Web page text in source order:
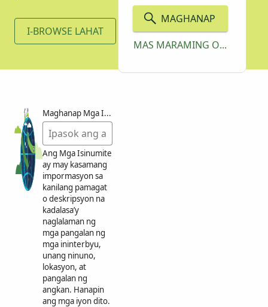
I-BROWSE LAHAT
MAGHANAP
MAS MARAMING OPSIYON
Maghanap Mga Isinumite ayon sa Keyword
Ang Mga Isinumite
ay may kasamang
impormasyon sa
kanilang pamagat
o deskripsyon na
kadalasa’y
naglalaman ng
mga pangalan ng
mga ininterbyu,
unang ninuno,
lokasyon, at
pangalan ng
angkan. Hanapin
ang mga iyon dito.